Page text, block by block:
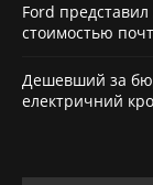
Ford
стоимостью
Дешевший за
електричний